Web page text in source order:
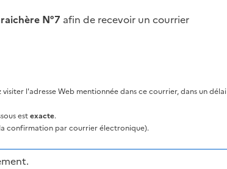
N°7 afin de recevoir un courrier
l'adresse Web mentionnée dans ce courrier, dans un délai
estexacte.
confirmation par courrier électronique).